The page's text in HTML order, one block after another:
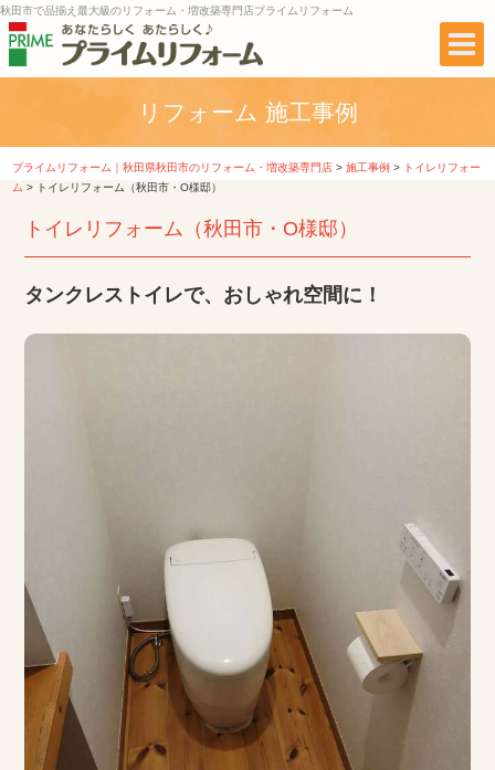
秋田市で品揃え最大級のリフォーム・増改築専門店プライムリフォーム
リフォーム 施工事例
プライムリフォーム｜秋田県秋田市のリフォーム・増改築専門店 >施工事例 > トイレリフォー
ム > トイレリフォーム（秋田市・O様邸）
トイレリフォーム（秋田市・O様邸）
タンクレストイレで、おしゃれ空間に！